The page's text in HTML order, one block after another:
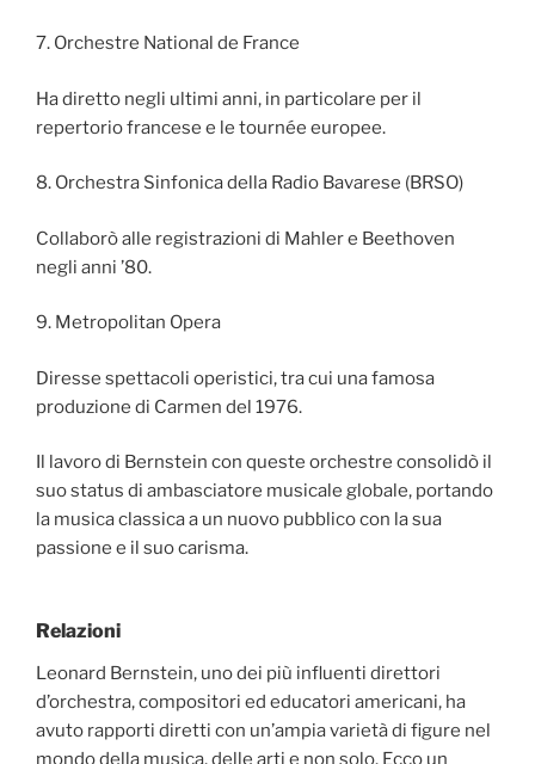
7. Orchestre National de France
Ha diretto negli ultimi anni, in particolare per il
repertorio francese e le tournée europee.
8. Orchestra Sinfonica della Radio Bavarese (BRSO)
Collaborò alle registrazioni di Mahler e Beethoven
negli anni ’80.
9. Metropolitan Opera
Diresse spettacoli operistici, tra cui una famosa
produzione di Carmen del 1976.
Il lavoro di Bernstein con queste orchestre consolidò il
suo status di ambasciatore musicale globale, portando
la musica classica a un nuovo pubblico con la sua
passione e il suo carisma.
Relazioni
Leonard Bernstein, uno dei più influenti direttori
d’orchestra, compositori ed educatori americani, ha
avuto rapporti diretti con un’ampia varietà di figure nel
mondo della musica, delle arti e non solo. Ecco un